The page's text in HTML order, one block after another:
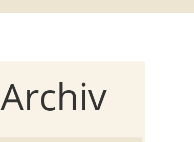
Archiv